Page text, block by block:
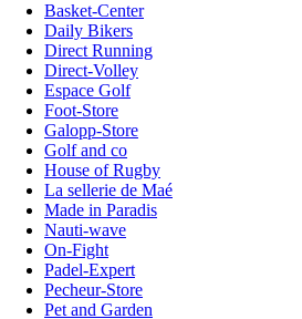
Basket-Center
Daily Bikers
Direct Running
Direct-Volley
Espace Golf
Foot-Store
Galopp-Store
Golf and co
House of Rugby
La sellerie de Maé
Made in Paradis
Nauti-wave
On-Fight
Padel-Expert
Pecheur-Store
Pet and Garden